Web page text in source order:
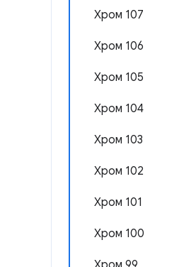
Хром 107
Хром 106
Хром 105
Хром 104
Хром 103
Хром 102
Хром 101
Хром 100